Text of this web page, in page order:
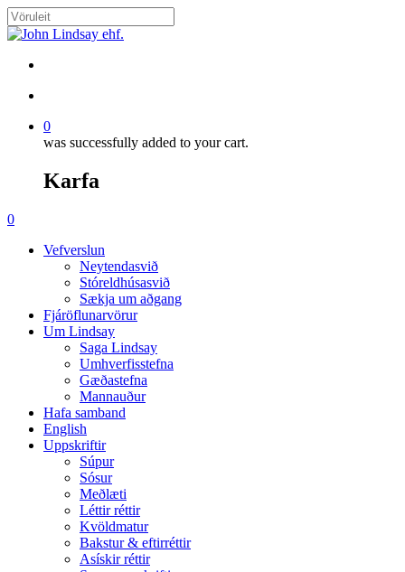
Skip
to
content
Close
0
was successfully added to your cart.
Karfa
Menu
search
account
0
Vefverslun
Neytendasvið
Stóreldhúsasvið
Sækja um aðgang
Fjáröflunarvörur
Um Lindsay
Saga Lindsay
Umhverfisstefna
Gæðastefna
Mannauður
Hafa samband
English
Uppskriftir
Súpur
Sósur
Meðlæti
Léttir réttir
Kvöldmatur
Bakstur & eftirréttir
Asískir réttir